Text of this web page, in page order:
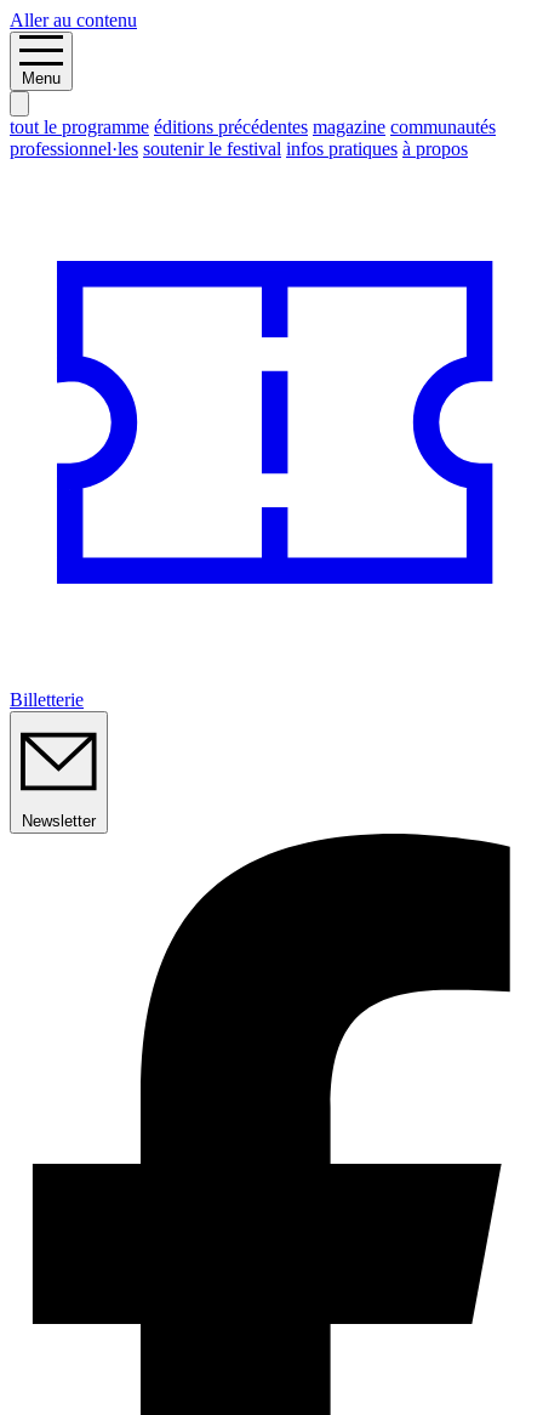
Aller au contenu
Menu
tout le programme éditions précédentes magazine communautés
professionnel·les soutenir le festival infos pratiques à propos
Billetterie
Newsletter